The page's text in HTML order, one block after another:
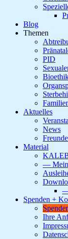
Blog
Themen
PID
Aktuelles
News
Material
—
—
Spenden +
Ihre